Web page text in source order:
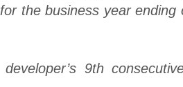
the business year ending
9th